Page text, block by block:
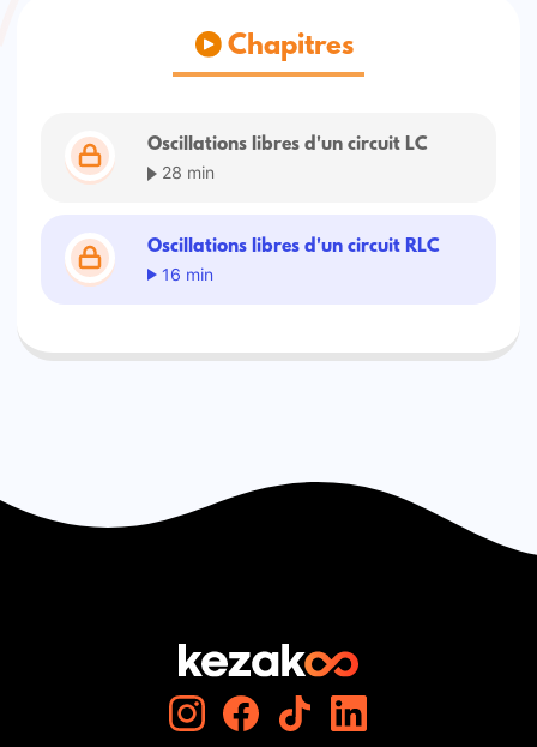
Chapitres
Oscillations libres d'un circuit LC
28 min
Oscillations libres d'un circuit RLC
16 min